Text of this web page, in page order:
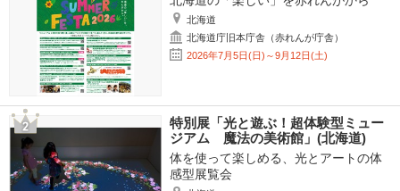
北海道
北海道庁旧本庁舎（赤れんが庁舎）
2026年7月5日(日)～9月12日(土)
特別展「光と遊ぶ！超体験型ミュー
ジアム 魔法の美術館」(北海道)
体を使って楽しめる、光とアートの体
感型展覧会